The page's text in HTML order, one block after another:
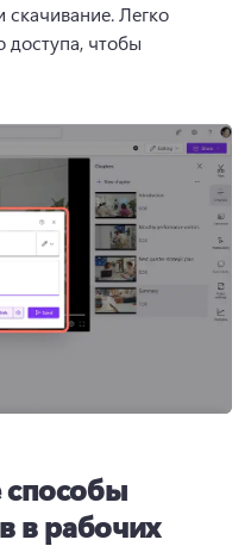
скачивание. Легко
доступа, чтобы
способы
в рабочих